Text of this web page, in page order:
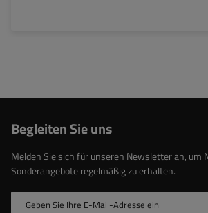
Begleiten Sie uns
Melden Sie sich für unseren Newsletter an, um
Sonderangebote regelmäßig zu erhalten.
Geben Sie Ihre E-Mail-Adresse ein